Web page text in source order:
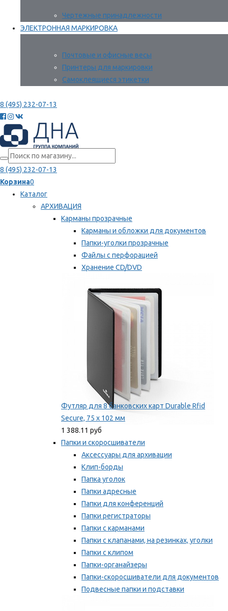
Чертежные принадлежности
ЭЛЕКТРОННАЯ МАРКИРОВКА
Почтовые и офисные весы
Принтеры для маркировки
Самоклеящиеся этикетки
8 (495) 232-07-13
8 (495) 232-07-13
Корзина0
Каталог
АРХИВАЦИЯ
Карманы прозрачные
Карманы и обложки для документов
Папки-уголки прозрачные
Файлы с перфорацией
Хранение CD/DVD
Мы рекомендуем
Футляр для 8 банковских карт Durable Rfid
Secure, 75 х 102 мм
1 388.11 руб
Папки и скоросшиватели
Аксессуары для архивации
Клип-борды
Папка уголок
Папки адресные
Папки для конференций
Папки регистраторы
Папки с карманами
Папки с клапанами, на резинках, уголки
Папки с клипом
Папки-органайзеры
Папки-скоросшиватели для документов
Подвесные папки и подставки